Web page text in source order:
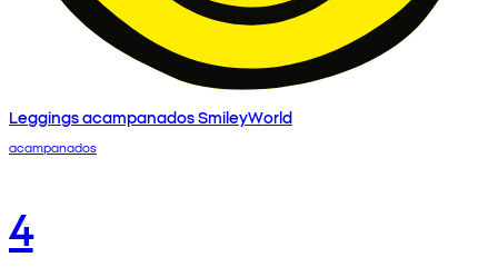
Leggings acampanados SmileyWorld
acampanados
4